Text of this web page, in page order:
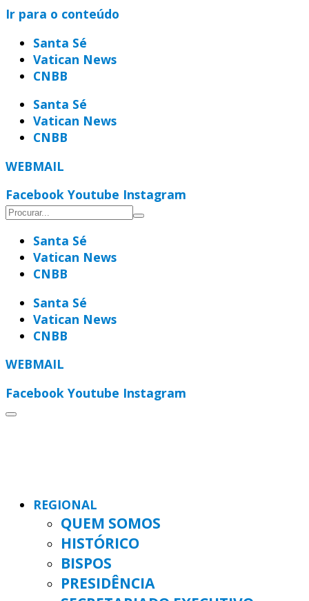
Ir para o conteúdo
Santa Sé
Vatican News
CNBB
Santa Sé
Vatican News
CNBB
WEBMAIL
Facebook Youtube Instagram
Santa Sé
Vatican News
CNBB
Santa Sé
Vatican News
CNBB
WEBMAIL
Facebook Youtube Instagram
REGIONAL
QUEM SOMOS
HISTÓRICO
BISPOS
PRESIDÊNCIA